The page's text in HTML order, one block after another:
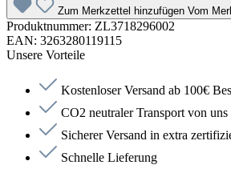
Zum Merkzettel hinzufügen Vom
Produktnummer: ZL3718296002
EAN: 3263280119115
Unsere Vorteile
Kostenloser Versand ab 100€
CO2 neutraler Transport von
Sicherer Versand in extra
Schnelle Lieferung